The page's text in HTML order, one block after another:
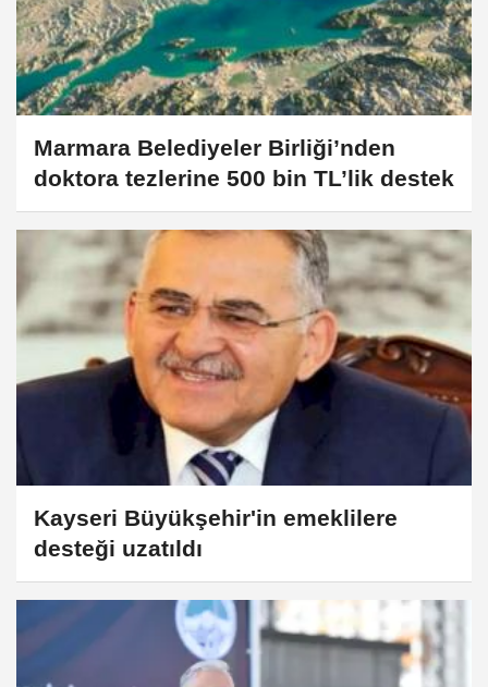
Marmara Belediyeler Birliği’nden
doktora tezlerine 500 bin TL’lik destek
Kayseri Büyükşehir'in emeklilere
desteği uzatıldı